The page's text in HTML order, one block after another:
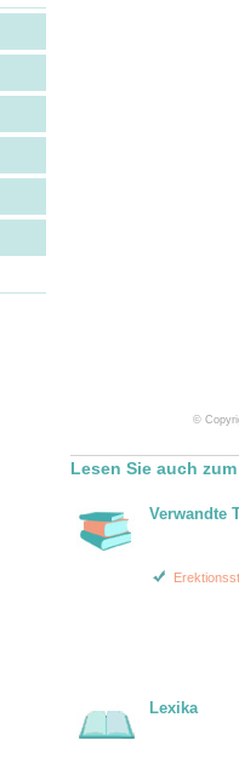
©
Lesen Sie auch
Verwandte
Lexika